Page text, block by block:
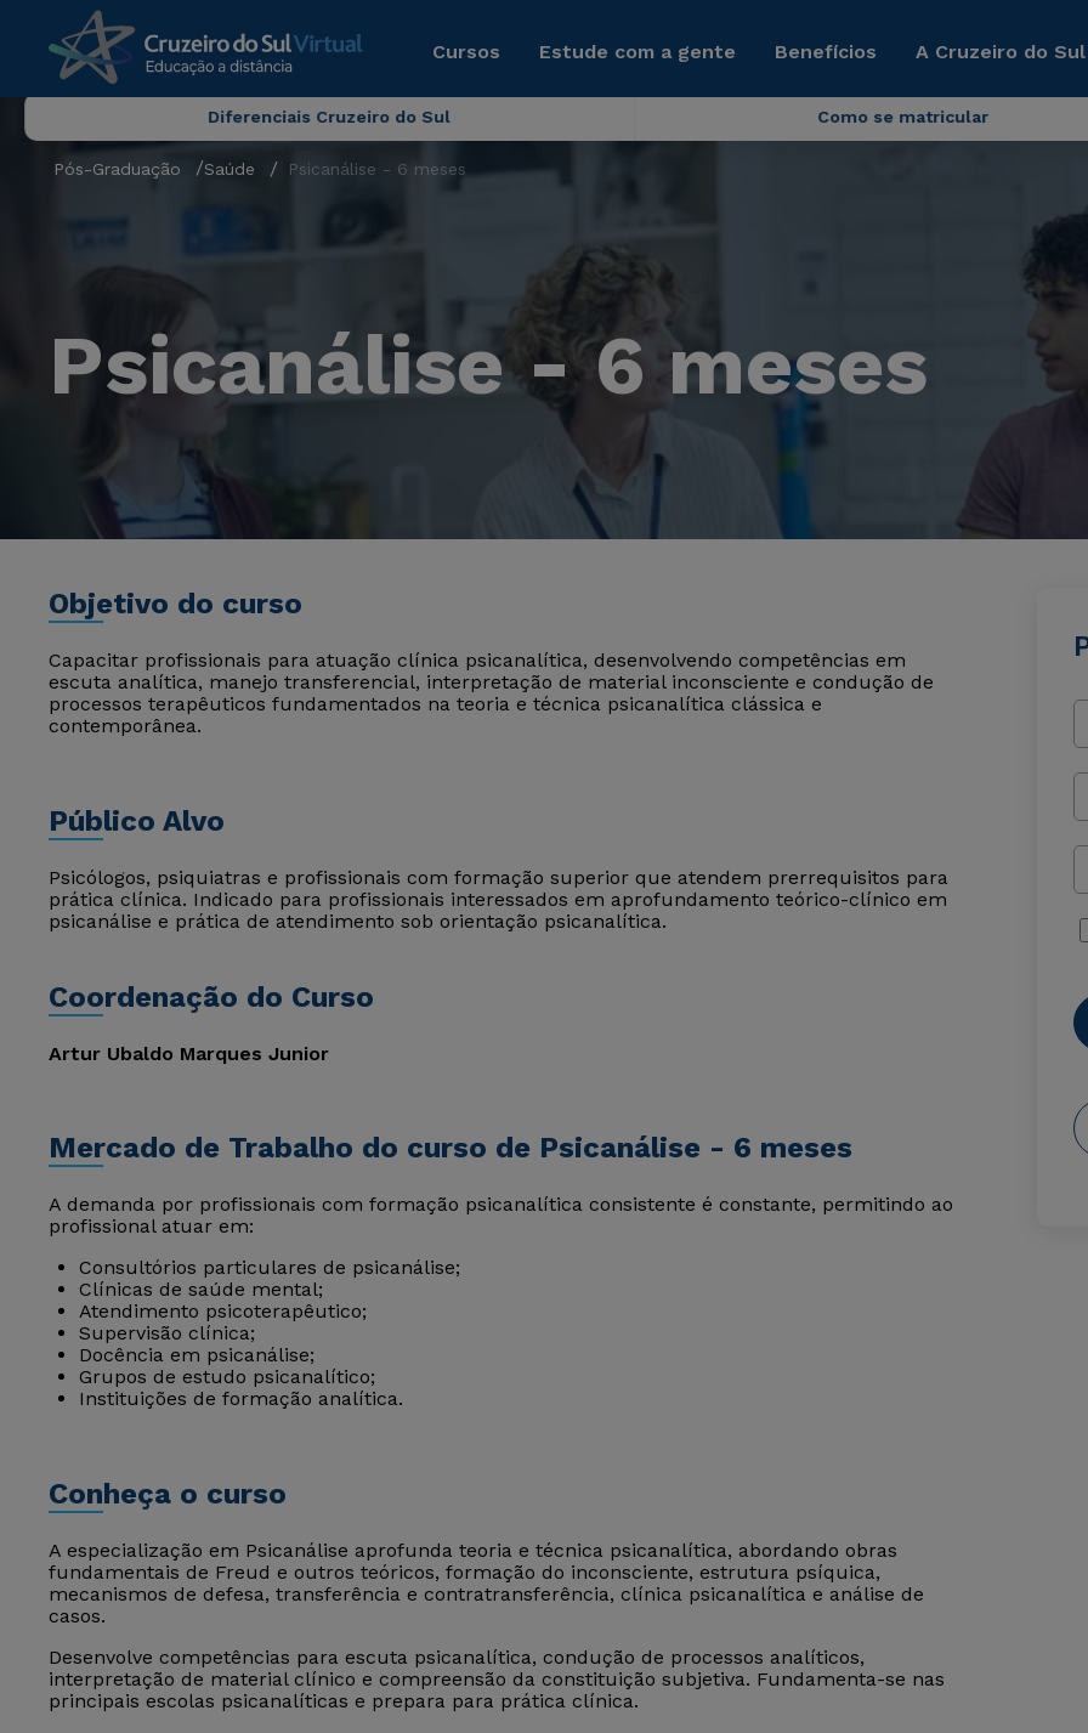
Cursos Estude com a gente Benefícios A Cruzeiro do
Diferenciais Cruzeiro do Sul Como se matricular
Pós-Graduação Saúde Psicanálise - 6 meses
Psicanálise - 6 meses
Objetivo do curso
Capacitar profissionais para atuação clínica psicanalítica, desenvolvendo competências em
escuta analítica, manejo transferencial, interpretação de material inconsciente e condução de
processos terapêuticos fundamentados na teoria e técnica psicanalítica clássica e
contemporânea.
Público Alvo
Psicólogos, psiquiatras e profissionais com formação superior que atendem prerrequisitos para
prática clínica. Indicado para profissionais interessados em aprofundamento teórico-clínico em
psicanálise e prática de atendimento sob orientação psicanalítica.
Coordenação do Curso
Artur Ubaldo Marques Junior
Mercado de Trabalho do curso de Psicanálise - 6 meses
A demanda por profissionais com formação psicanalítica consistente é constante, permitindo ao
profissional atuar em:
Consultórios particulares de psicanálise;
Clínicas de saúde mental;
Atendimento psicoterapêutico;
Supervisão clínica;
Docência em psicanálise;
Grupos de estudo psicanalítico;
Instituições de formação analítica.
Conheça o curso
A especialização em Psicanálise aprofunda teoria e técnica psicanalítica, abordando obras
fundamentais de Freud e outros teóricos, formação do inconsciente, estrutura psíquica,
mecanismos de defesa, transferência e contratransferência, clínica psicanalítica e análise de
casos.
Desenvolve competências para escuta psicanalítica, condução de processos analíticos,
interpretação de material clínico e compreensão da constituição subjetiva. Fundamenta-se nas
principais escolas psicanalíticas e prepara para prática clínica.